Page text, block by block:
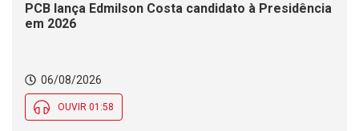
PCB lança Edmilson Costa candidato à Presidência
em 2026
06/08/2026
OUVIR 01:58